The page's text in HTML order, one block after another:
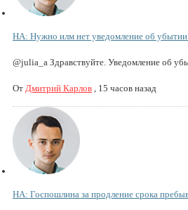
НА: Нужно илм нет уведомление об убытии
@julia_a Здравствуйте. Уведомление об
От Дмитрий Карлов 15 часов назад
НА: Госпошлина за продление срока